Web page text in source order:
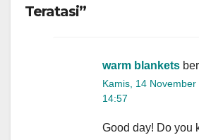
Teratasi”
warm blankets
Kamis, 14
14:57
Good day! Do you